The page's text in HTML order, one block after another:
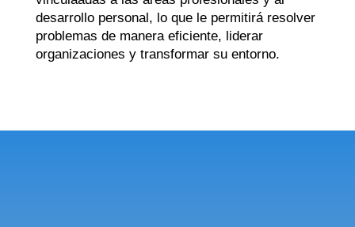
desarrollo personal, lo que le permitirá resolver
problemas de manera eficiente, liderar
organizaciones y transformar su entorno.